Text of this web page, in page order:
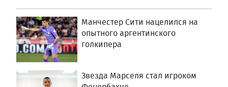
Манчестер Сити нацелился на
опытного аргентинского
голкипера
Звезда Марселя стал игроком